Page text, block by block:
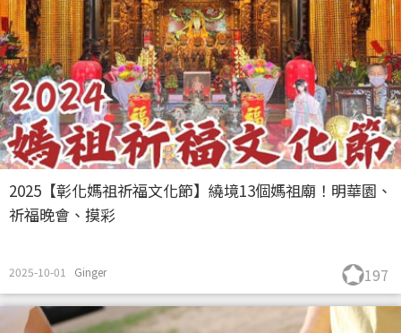
2025【彰化媽祖祈福文化節】繞境13個媽祖廟！明華園、
祈福晚會、摸彩
2025-10-01 Ginger 197